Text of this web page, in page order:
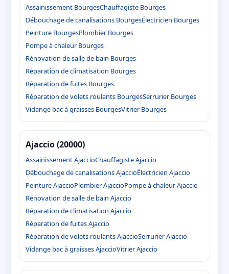
Assainissement BourgesChauffagiste Bourges
Débouchage de canalisations BourgesÉlectricien Bourges
Peinture BourgesPlombier Bourges
Pompe à chaleur Bourges
Rénovation de salle de bain Bourges
Réparation de climatisation Bourges
Réparation de fuites Bourges
Réparation de volets roulants BourgesSerrurier Bourges
Vidange bac à graisses BourgesVitrier Bourges
Ajaccio (20000)
Assainissement AjaccioChauffagiste Ajaccio
Débouchage de canalisations AjaccioÉlectricien Ajaccio
Peinture AjaccioPlombier AjaccioPompe à chaleur Ajaccio
Rénovation de salle de bain Ajaccio
Réparation de climatisation Ajaccio
Réparation de fuites Ajaccio
Réparation de volets roulants AjaccioSerrurier Ajaccio
Vidange bac à graisses AjaccioVitrier Ajaccio